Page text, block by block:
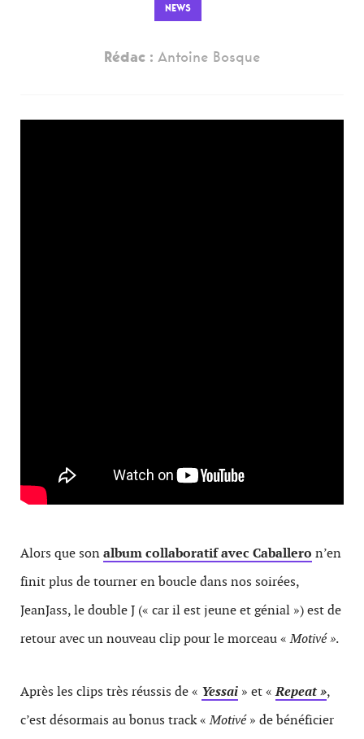
NEWS
Rédac : Antoine Bosque
Alors que sonalbum collaboratif avec Caballero n’en
finit plus de tourner en boucle dans nos soirées,
JeanJass, le double J (« car il est jeune et génial ») est de
retour avec un nouveau clip pour le morceau «Motivé ».
Après les clips très réussis de « Yessai » et «Repeat »,
c’est désormais au bonus track «Motivé» de bénéficier